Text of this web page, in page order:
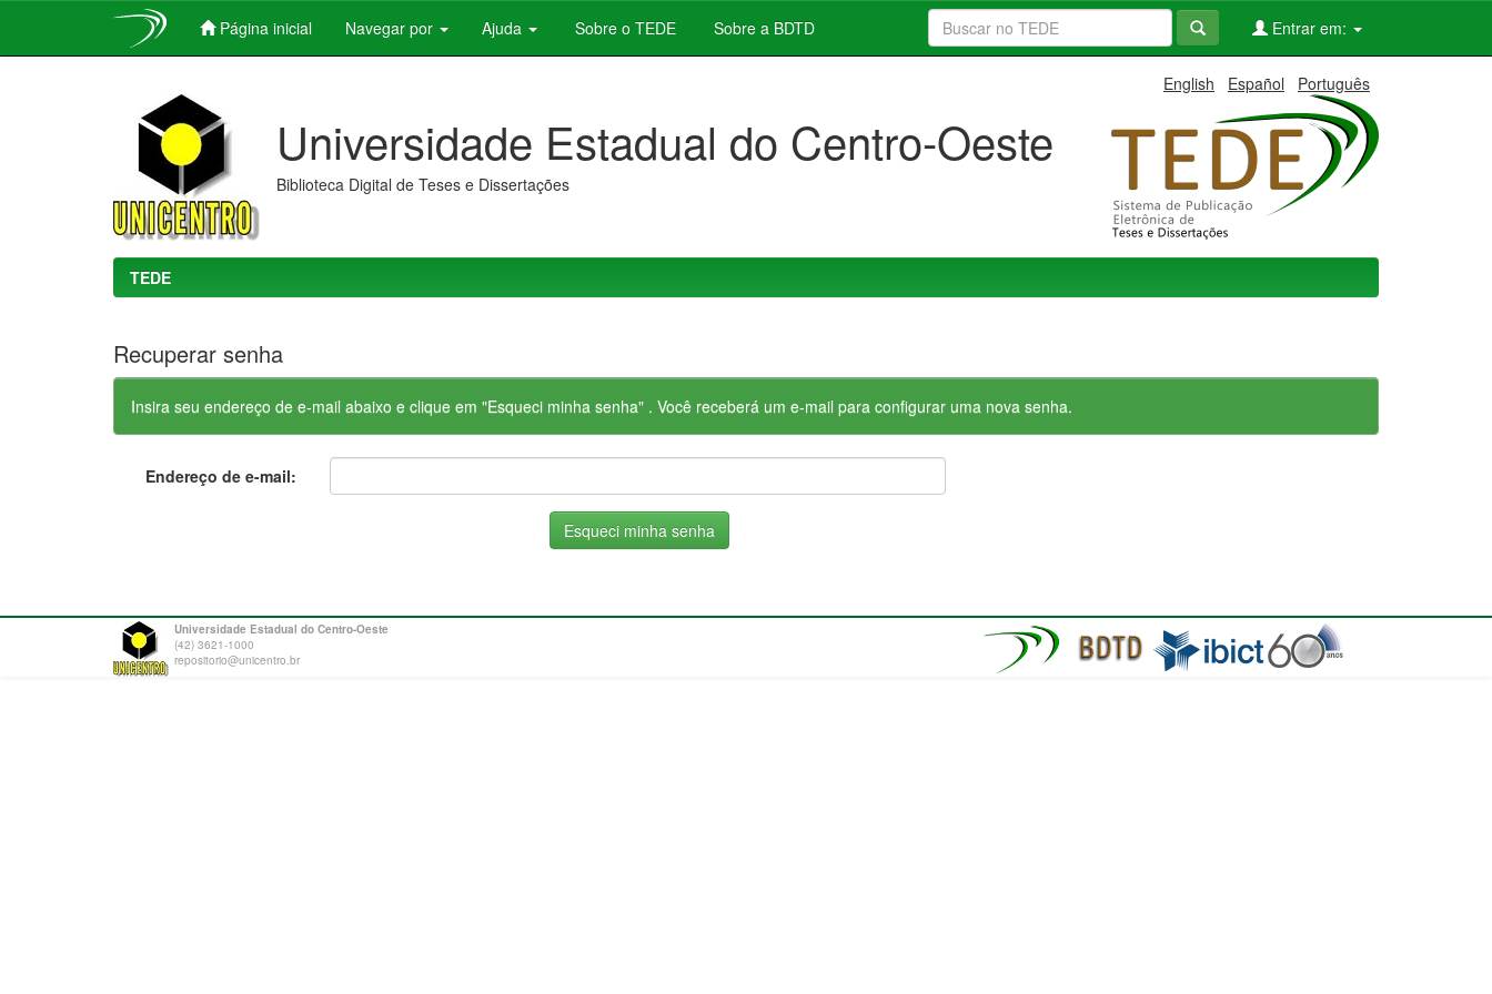
Página inicial Navegar por Ajuda Sobre o TEDE Sobre a BDTD Entrar em:
English Español Português
Universidade Estadual do Centro-Oeste
Biblioteca Digital de Teses e Dissertações
TEDE
Recuperar senha
Insira seu endereço de e-mail abaixo e clique em "Esqueci minha senha" . Você receberá um e-mail para configurar uma nova senha.
Endereço de e-mail:
Universidade Estadual do Centro-Oeste
(42) 3621-1000
repositorio@unicentro.br